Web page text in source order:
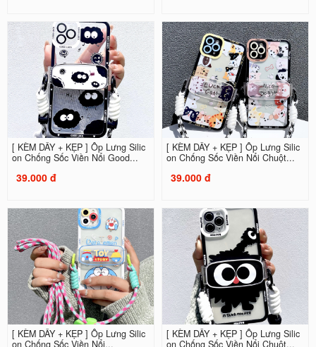
[ KÈM DÂY + KẸP ] Ốp Lưng Silic
on Chống Sốc Viền Nổi Good...
39.000 đ
[ KÈM DÂY + KẸP ] Ốp Lưng Silic
on Chống Sốc Viền Nổi Chuột...
39.000 đ
[ KÈM DÂY + KẸP ] Ốp Lưng Silic
on Chống Sốc Viền Nổi...
[ KÈM DÂY + KẸP ] Ốp Lưng Silic
on Chống Sốc Viền Nổi Chuột...